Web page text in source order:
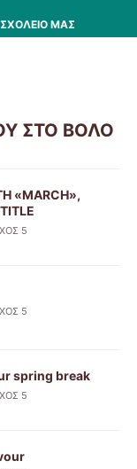
ΜΑΣ
ΣΤΟ ΒΟΛΟ
«MARCH»,
5
5
spring break
5